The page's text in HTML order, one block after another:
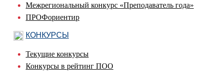
Межрегиональный конкурс «Преподаватель года»
ПРОФориентир
КОНКУРСЫ
Текущие конкурсы
Конкурсы в рейтинг ПОО